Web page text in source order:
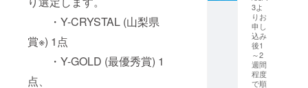
・Y-CRYSTAL (山梨県
賞※) 1点
・Y-GOLD (最優秀賞) 1
点、
を喜び
にワイ
ン造り
一筋に
こつこ
つと歩
んでき
まし
製にし
まし
た。割
いてサ
ラダの
付け合
わせに
も。
ら身近
にある
植物で
あり、
「生活
に役立
つ香り
のある
当たり
が良
く、飲
みやす
い弱ア
ルカリ
性の軟
3よ
りお
申し
込み
後1
～2
週間
程度
で順